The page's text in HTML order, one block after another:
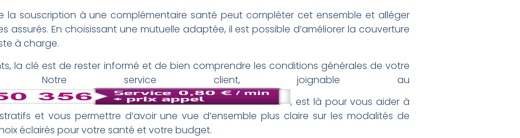
la souscription à une complémentaire santé peut compléter cet ensemble et alléger
assurés. En choisissant une mutuelle adaptée, il est possible d’améliorer la couverture
à charge.
la clé est de rester informé et de bien comprendre les conditions générales de votre
Notre service client, joignable au
, est là pour vous aider à
et vous permettre d’avoir une vue d’ensemble plus claire sur les modalités de
éclairés pour votre santé et votre budget.